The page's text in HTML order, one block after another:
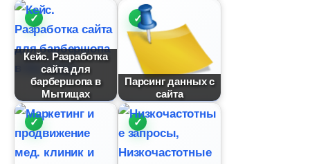
Кейс. Разработка
сайта для
арбершопа
Мытищах
Парсинг данных с
сайта